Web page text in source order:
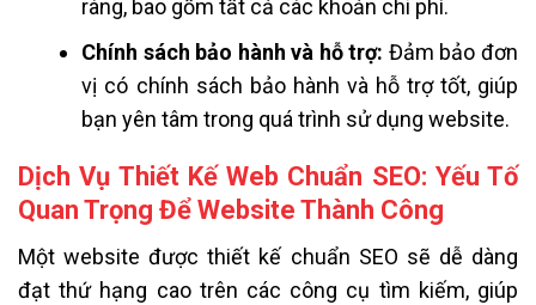
ràng, bao gồm tất cả các khoản chi phí.
Chính sách bảo hành và hỗ trợ: Đảm bảo đơn
vị có chính sách bảo hành và hỗ trợ tốt, giúp
bạn yên tâm trong quá trình sử dụng website.
Dịch Vụ Thiết Kế Web Chuẩn SEO: Yếu Tố
Quan Trọng Để Website Thành Công
Một website được thiết kế chuẩn SEO sẽ dễ dàng
đạt thứ hạng cao trên các công cụ tìm kiếm, giúp